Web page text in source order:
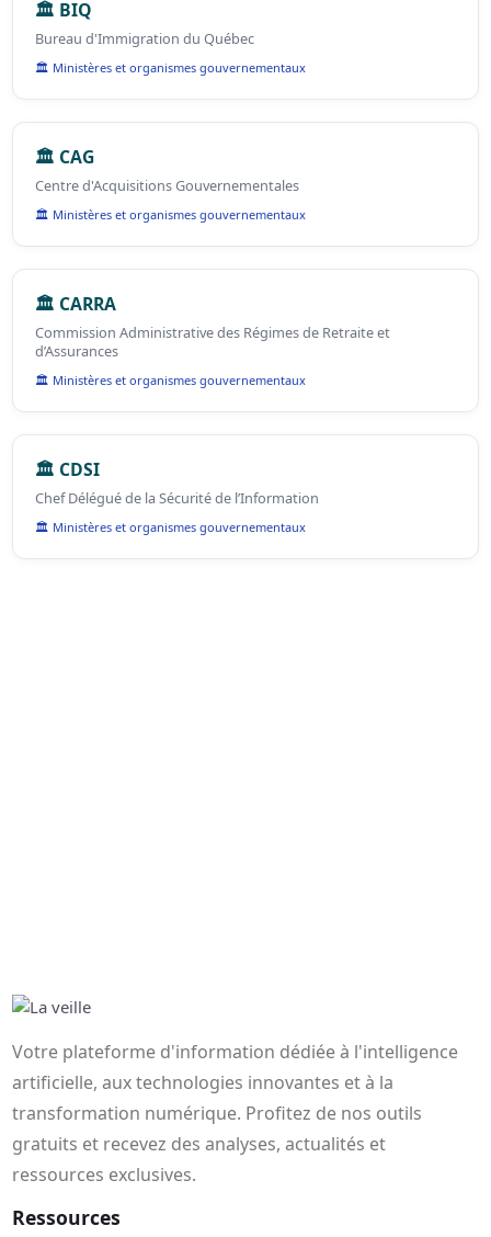
🏛️ BIQ
Bureau d'Immigration du Québec
🏛️ Ministères et organismes gouvernementaux
🏛️ CAG
Centre d'Acquisitions Gouvernementales
🏛️ Ministères et organismes gouvernementaux
🏛️ CARRA
Commission Administrative des Régimes de Retraite et
d’Assurances
🏛️ Ministères et organismes gouvernementaux
🏛️ CDSI
Chef Délégué de la Sécurité de l’Information
🏛️ Ministères et organismes gouvernementaux
Votre plateforme d'information dédiée à l'intelligence
artificielle, aux technologies innovantes et à la
transformation numérique. Profitez de nos outils
gratuits et recevez des analyses, actualités et
ressources exclusives.
Ressources